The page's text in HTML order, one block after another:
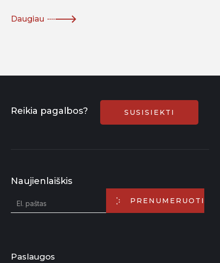
Daugiau
Reikia pagalbos? SUSISIEKTI
Naujienlaiškis
PRENUMERUOTI
Paslaugos